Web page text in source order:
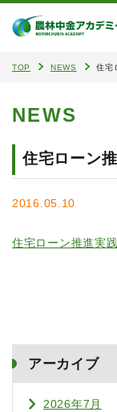
TOP NEWS 住宅
NEWS
住宅ローン
2016.05.10
住宅ローン推進実
アーカイブ
2026年7月